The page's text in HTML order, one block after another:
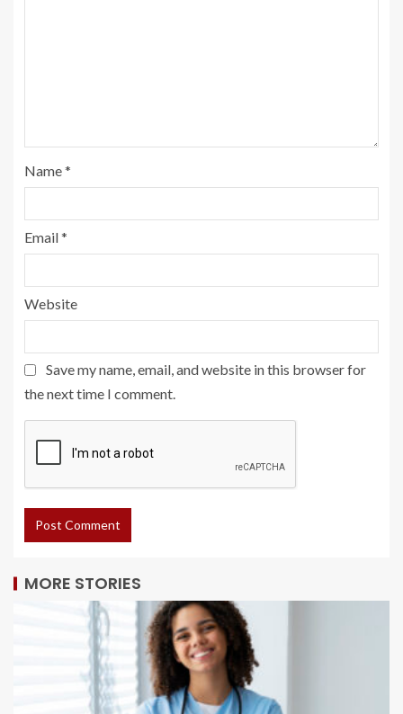
Name*
Email*
Website
Save my name, email, and website in this browser for
the next time I comment.
MORE STORIES